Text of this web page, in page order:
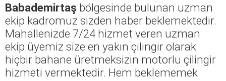
Babademirtaş bölgesinde bulunan uzman
ekip kadromuz sizden haber beklemektedir.
Mahallenizde 7/24 hizmet veren uzman
ekip üyemiz size en yakın çilingir olarak
hiçbir bahane üretmeksizin motorlu çilingir
hizmeti vermektedir. Hem beklememek